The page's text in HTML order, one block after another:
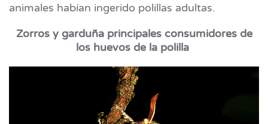
animales habían ingerido polillas adultas.
Zorros y garduña principales consumidores de
los huevos de la polilla